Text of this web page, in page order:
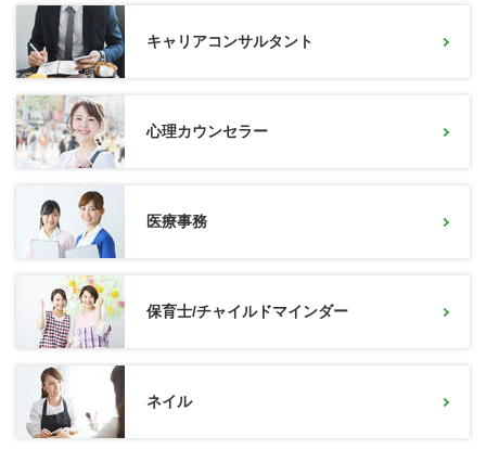
キャリアコンサルタント
心理カウンセラー
医療事務
保育士/チャイルドマインダー
ネイル